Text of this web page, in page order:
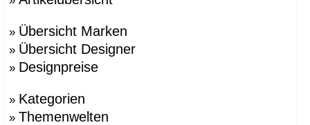
» Übersicht Marken
» Übersicht Designer
» Designpreise
» Kategorien
» Themenwelten